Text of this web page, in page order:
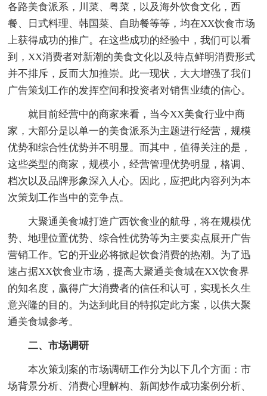
各路美食派系，川菜、粤菜，以及海外饮食文化，西
餐、日式料理、韩国菜、自助餐等等，均在XX饮食市场
上获得成功的推广。在这些成功的经验中，我们可以看
到，XX消费者对新潮的美食文化以及特点鲜明消费形式
并不排斥，反而大加推崇。此一现状，大大增强了我们
广告策划工作的发挥空间和投资者对销售业绩的信心。
就目前经营中的商家来看，当今XX美食行业中商
家，大部分是以单一的美食派系为主题进行经营，规模
优势和综合性优势并不明显。而其中，值得关注的是，
这些类型的商家，规模小，经营管理优势明显，格调、
档次以及品牌形象深入人心。因此，应把此内容列为本
次策划工作当中的竞争点。
大聚通美食城打造广西饮食业的航母，将在规模优
势、地理位置优势、综合性优势等为主要卖点展开广告
营销工作。它的开业必将掀起饮食消费的热潮。为了迅
速占据XX饮食业市场，提高大聚通美食城在XX饮食界
的知名度，赢得广大消费者的信任和认可，实现长久生
意兴隆的目的。为达到此目的特拟定此方案，以供大聚
通美食城参考。
二、市场调研
本次策划案的市场调研工作分为以下几个方面：市
场背景分析、消费心理解构、新闻炒作成功案例分析、